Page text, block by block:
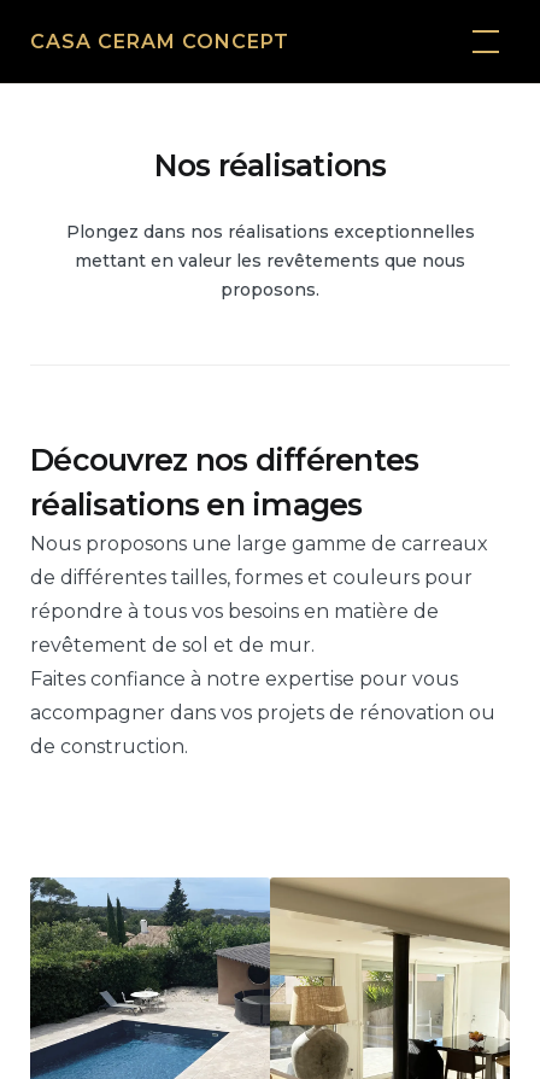
content
CASA CERAM CONCEPT
Nos réalisations
Plongez dans nos réalisations exceptionnelles
mettant en valeur les revêtements que nous
proposons.
Découvrez nos différentes
réalisations en images
Nous proposons une large gamme de carreaux
de différentes tailles, formes et couleurs pour
répondre à tous vos besoins en matière de
revêtement de sol et de mur.
Faites confiance à notre expertise pour vous
accompagner dans vos projets de rénovation ou
de construction.